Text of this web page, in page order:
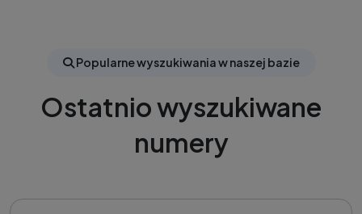
Popularne wyszukiwania w naszej bazie
Ostatnio wyszukiwane
numery